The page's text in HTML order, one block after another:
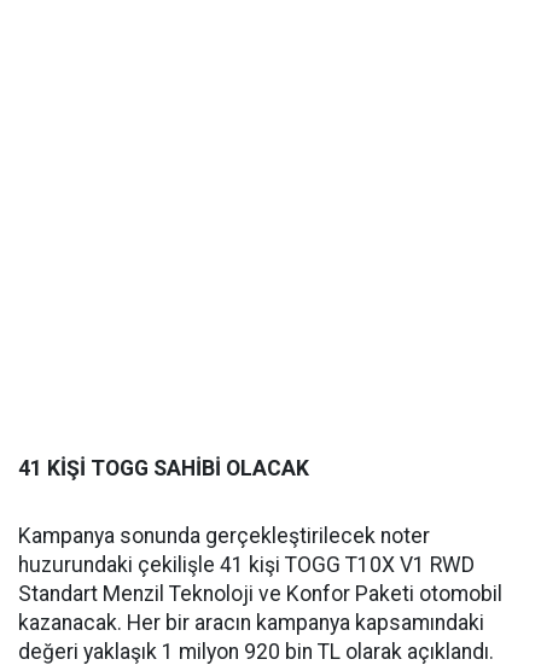
41 KİŞİ TOGG SAHİBİ OLACAK
Kampanya sonunda gerçekleştirilecek noter
huzurundaki çekilişle 41 kişi TOGG T10X V1 RWD
Standart Menzil Teknoloji ve Konfor Paketi otomobil
kazanacak. Her bir aracın kampanya kapsamındaki
değeri yaklaşık 1 milyon 920 bin TL olarak açıklandı.